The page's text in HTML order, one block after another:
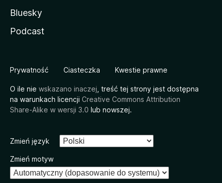
Bluesky
Podcast
Prywatność Ciasteczka Kwestie prawne
O ile nie wskazano inaczej , treść tej strony jest dostępna
na warunkach licencji Creative Commons Attribution
Share-Alike w wersji 3.0 lub nowszej.
Zmień język
Zmień motyw